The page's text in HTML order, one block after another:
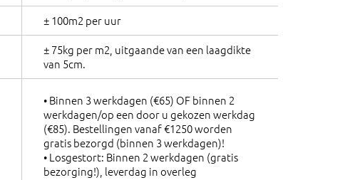
± 100m2 per uur
± 75kg per m2, uitgaande van een laagdikte
van 5cm.
• Binnen 3 werkdagen (€65) OF binnen 2
werkdagen/op een door u gekozen werkdag
(€85). Bestellingen vanaf €1250 worden
gratis bezorgd (binnen 3 werkdagen)!
• Losgestort: Binnen 2 werkdagen (gratis
bezorging!), leverdag in overleg